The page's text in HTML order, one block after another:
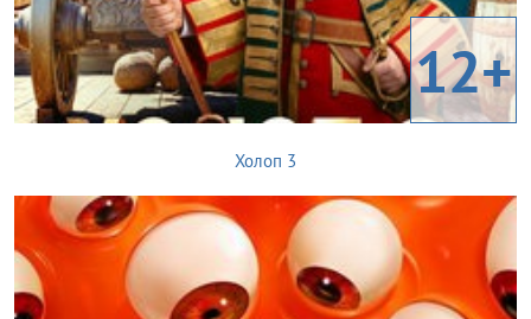
12+
Холоп 3